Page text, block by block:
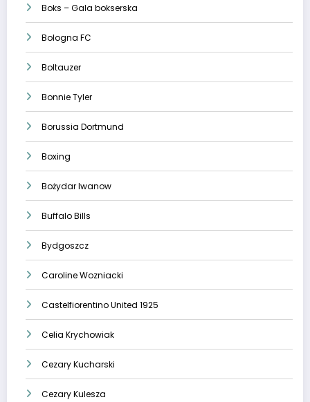
Boks – Gala bokserska
Bologna FC
Boltauzer
Bonnie Tyler
Borussia Dortmund
Boxing
Bożydar Iwanow
Buffalo Bills
Bydgoszcz
Caroline Wozniacki
Castelfiorentino United 1925
Celia Krychowiak
Cezary Kucharski
Cezary Kulesza